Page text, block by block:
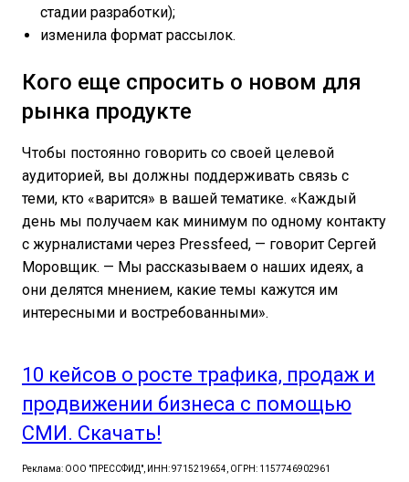
стадии разработки);
изменила формат рассылок.
Кого еще спросить о новом для
рынка продукте
Чтобы постоянно говорить со своей целевой
аудиторией, вы должны поддерживать связь с
теми, кто «варится» в вашей тематике. «Каждый
день мы получаем как минимум по одному контакту
c журналистами через Pressfeed, — говорит Сергей
Моровщик. — Мы рассказываем о наших идеях, а
они делятся мнением, какие темы кажутся им
интересными и востребованными».
10 кейсов о росте трафика, продаж и
продвижении бизнеса с помощью
СМИ. Скачать!
Реклама: ООО "ПРЕССФИД", ИНН: 9715219654, ОГРН: 1157746902961